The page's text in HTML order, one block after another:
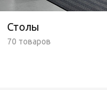
Столы
70 товаров